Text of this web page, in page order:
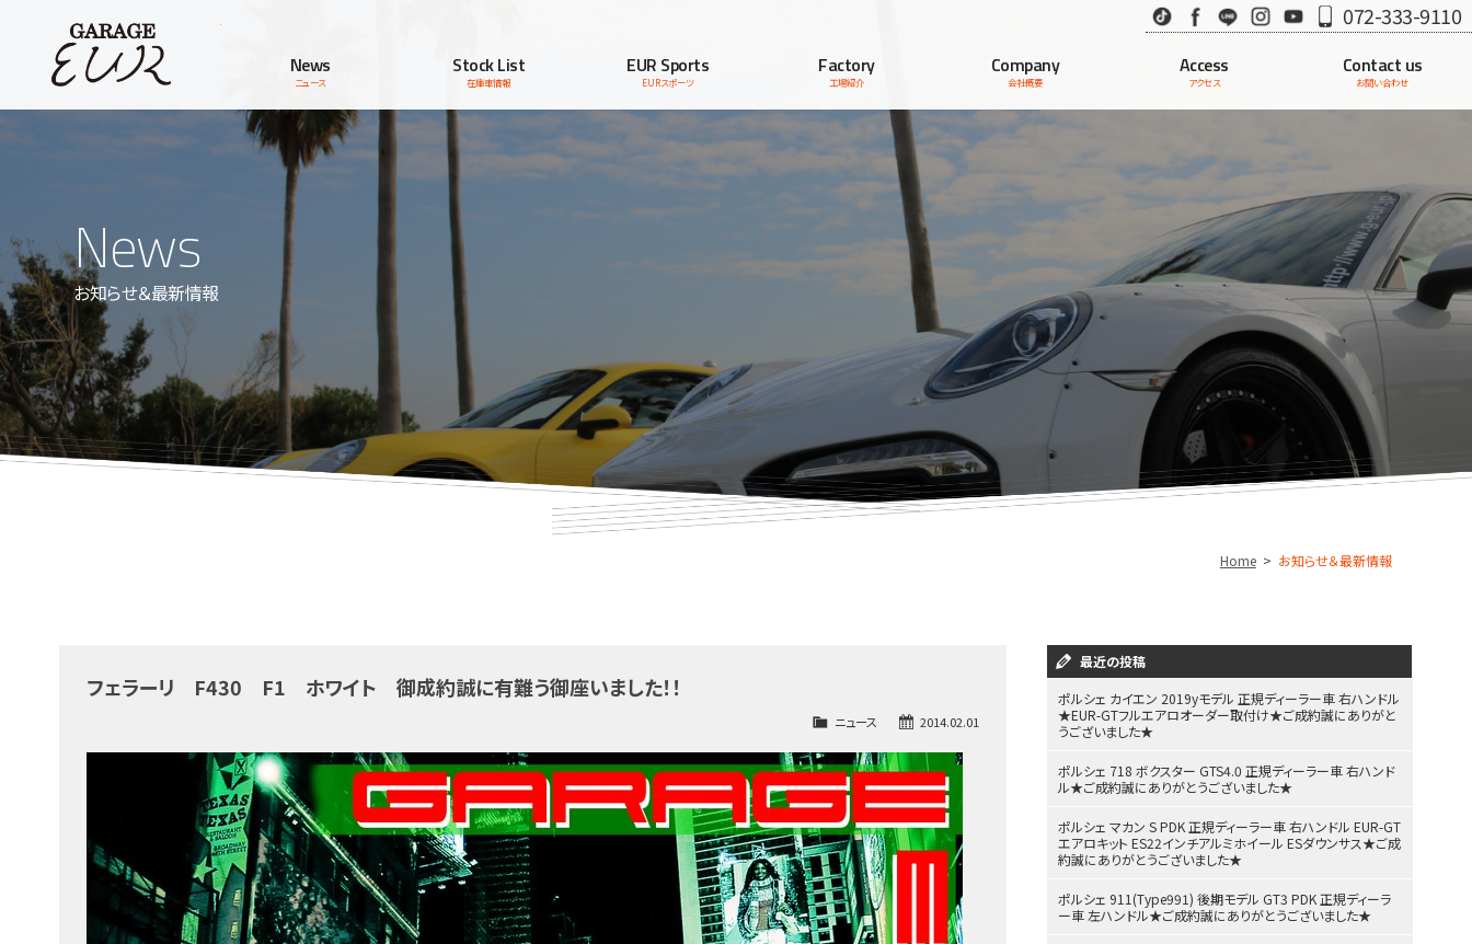
TikTok Facebook
LINE InstagramYoutube072-333-9110
News
ニュース
Stock List
在庫車情報
EUR Sports
EURスポーツ
Factory
工場紹介
Company
会社概要
Access
アクセス
Contact us
お問い合わせ
News
お知らせ＆最新情報
Home お知らせ＆最新情報
フェラーリ F430 F1 ホワイト 御成約誠に有難う御座いました！！
2014.02.01
ニュース
最近の投稿
ポルシェ カイエン 2019yモデル 正規ディーラー車 右ハンドル
★EUR-GTフルエアロオーダー取付け★ご成約誠にありがと
うございました★
ポルシェ 718 ボクスター GTS4.0 正規ディーラー車 右ハンド
ル★ご成約誠にありがとうございました★
ポルシェ マカン S PDK 正規ディーラー車 右ハンドル EUR-GT
エアロキット ES22インチアルミホイール ESダウンサス★ご成
約誠にありがとうございました★
ポルシェ 911(Type991) 後期モデル GT3 PDK 正規ディーラ
ー車 左ハンドル★ご成約誠にありがとうございました★